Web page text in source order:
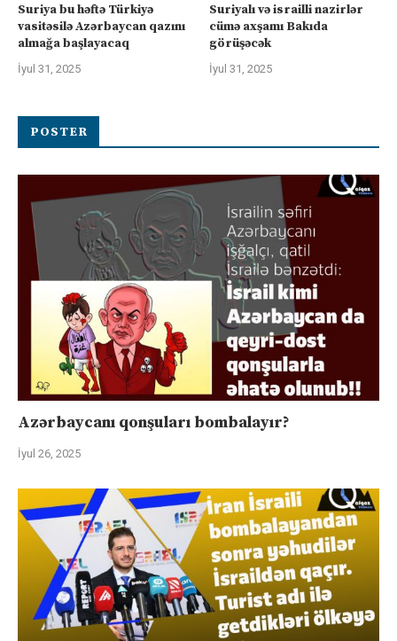
Suriya bu həftə Türkiyə
vasitəsilə Azərbaycan qazını
almağa başlayacaq
İyul 31, 2025
Suriyalı və israilli nazirlər
cümə axşamı Bakıda
görüşəcək
İyul 31, 2025
POSTER
Azərbaycanı qonşuları bombalayır?
İyul 26, 2025